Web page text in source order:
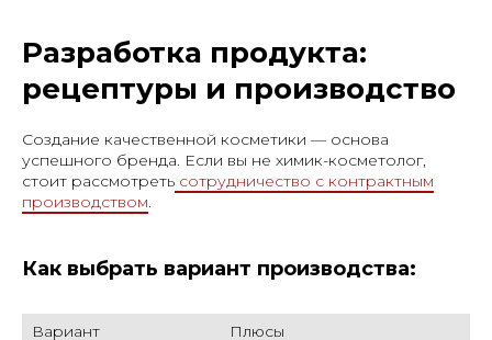
Разработка продукта:
рецептуры и производство
Создание качественной косметики — основа
успешного бренда. Если вы не химик-косметолог,
стоит рассмотреть сотрудничество с контрактным
производством.
Как выбрать вариант производства:
Вариант Плюсы